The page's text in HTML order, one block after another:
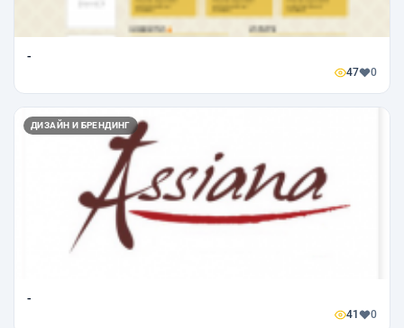
-
47 0
ДИЗАЙН И БРЕНДИНГ
-
41 0